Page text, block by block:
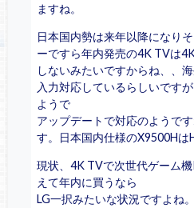
ますね。
日本国内勢は来年以降になり
ーですら年内発売の4K TVは
しないみたいですからね、、
入力対応しているらしいです
ようで
アップデートで対応のようで
す。日本国内仕様のX9500Hは
現状、4K TVで次世代ゲーム
えて年内に買うなら
LG一択みたいな状況ですよね